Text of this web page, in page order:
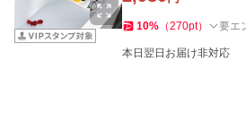
10% （270pt） 要エ
本日翌日お届け非対応